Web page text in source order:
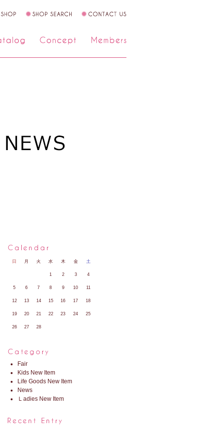
日 月 火 水 木 金 土
1 2 3 4
5 6 7 8 9 10 11
12 13 14 15 16 17 18
19 20 21 22 23 24 25
26 27 28
Fair
Kids New Item
Life Goods New Item
News
Ｌadies New Item